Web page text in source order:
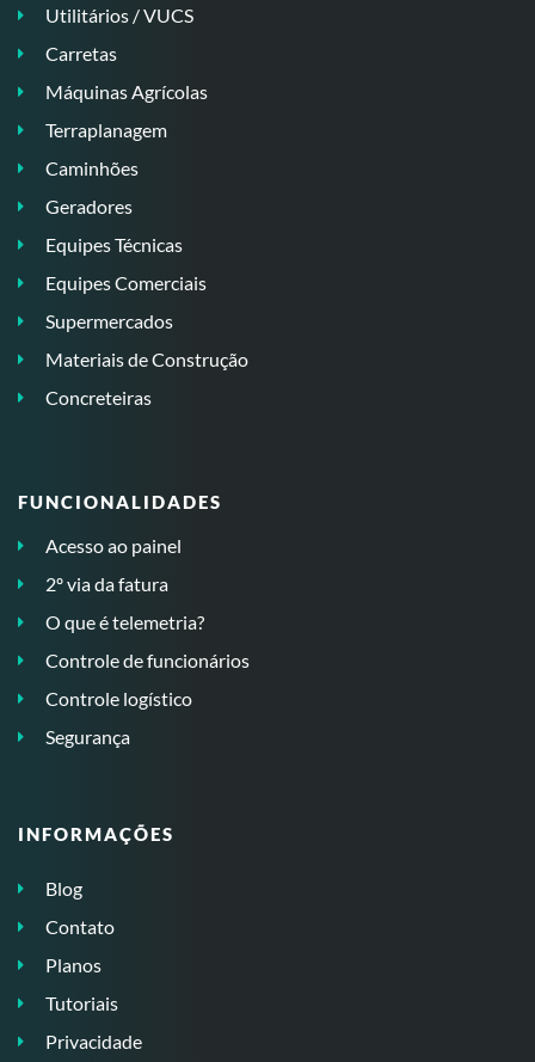
Utilitários / VUCS
Carretas
Máquinas Agrícolas
Terraplanagem
Caminhões
Geradores
Equipes Técnicas
Equipes Comerciais
Supermercados
Materiais de Construção
Concreteiras
FUNCIONALIDADES
Acesso ao painel
2º via da fatura
O que é telemetria?
Controle de funcionários
Controle logístico
Segurança
INFORMAÇÕES
Blog
Contato
Planos
Tutoriais
Privacidade